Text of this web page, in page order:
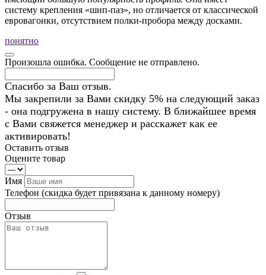
систему крепления «шип-паз», но отличается от классической
евровагонки, отсутствием полки-пробора между досками.
понятно
Произошла ошибка. Сообщение не отправлено.
Спасибо за Ваш отзыв.
Мы закрепили за Вами скидку 5% на следующий заказ
- она подгружена в нашу систему. В ближайшее время
с Вами свяжется менеджер и расскажет как ее
активировать!
Оставить отзыв
Оцените товар
Имя
Телефон (скидка будет привязана к данному номеру)
Отзыв